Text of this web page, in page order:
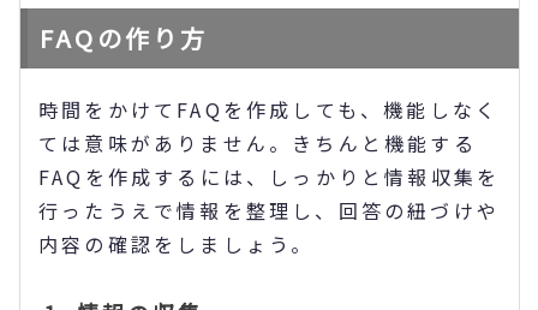
FAQの作り方
時間をかけてFAQを作成しても、機能しなく
ては意味がありません。きちんと機能する
FAQを作成するには、しっかりと情報収集を
行ったうえで情報を整理し、回答の紐づけや
内容の確認をしましょう。